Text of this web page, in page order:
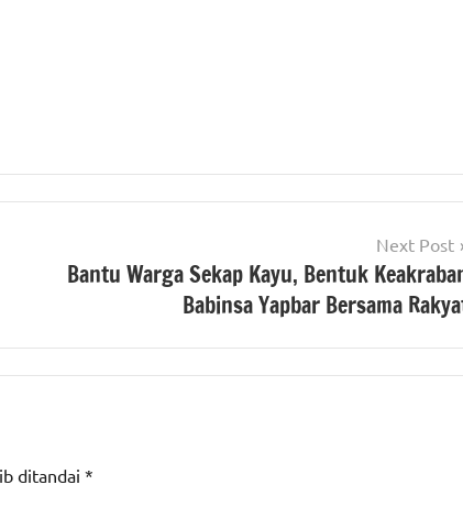
Next Post
Bantu Warga Sekap Kayu, Bentuk
Babinsa Yapbar Bersama
ditandai *